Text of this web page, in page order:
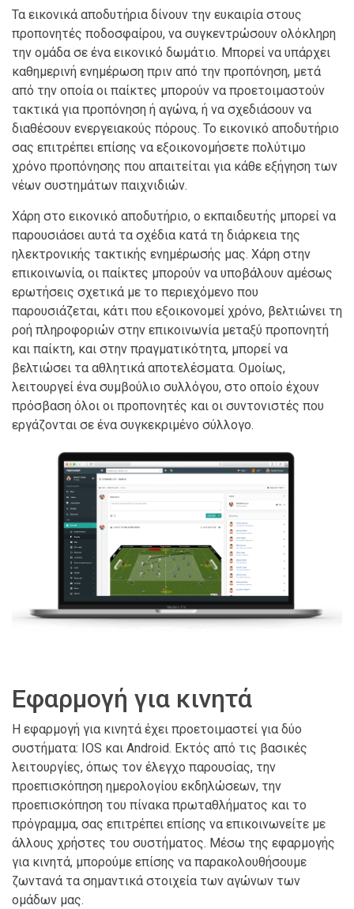
Τα εικονικά αποδυτήρια δίνουν την ευκαιρία στους
προπονητές ποδοσφαίρου, να συγκεντρώσουν ολόκληρη
την ομάδα σε ένα εικονικό δωμάτιο. Μπορεί να υπάρχει
καθημερινή ενημέρωση πριν από την προπόνηση, μετά
από την οποία οι παίκτες μπορούν να προετοιμαστούν
τακτικά για προπόνηση ή αγώνα, ή να σχεδιάσουν να
διαθέσουν ενεργειακούς πόρους. Το εικονικό αποδυτήριο
σας επιτρέπει επίσης να εξοικονομήσετε πολύτιμο
χρόνο προπόνησης που απαιτείται για κάθε εξήγηση των
νέων συστημάτων παιχνιδιών.
Χάρη στο εικονικό αποδυτήριο, ο εκπαιδευτής μπορεί να
παρουσιάσει αυτά τα σχέδια κατά τη διάρκεια της
ηλεκτρονικής τακτικής ενημέρωσής μας. Χάρη στην
επικοινωνία, οι παίκτες μπορούν να υποβάλουν αμέσως
ερωτήσεις σχετικά με το περιεχόμενο που
παρουσιάζεται, κάτι που εξοικονομεί χρόνο, βελτιώνει τη
ροή πληροφοριών στην επικοινωνία μεταξύ προπονητή
και παίκτη, και στην πραγματικότητα, μπορεί να
βελτιώσει τα αθλητικά αποτελέσματα. Ομοίως,
λειτουργεί ένα συμβούλιο συλλόγου, στο οποίο έχουν
πρόσβαση όλοι οι προπονητές και οι συντονιστές που
εργάζονται σε ένα συγκεκριμένο σύλλογο.
Εφαρμογή για κινητά
Η εφαρμογή για κινητά έχει προετοιμαστεί για δύο
συστήματα: IOS και Android. Εκτός από τις βασικές
λειτουργίες, όπως τον έλεγχο παρουσίας, την
προεπισκόπηση ημερολογίου εκδηλώσεων, την
προεπισκόπηση του πίνακα πρωταθλήματος και το
πρόγραμμα, σας επιτρέπει επίσης να επικοινωνείτε με
άλλους χρήστες του συστήματος. Μέσω της εφαρμογής
για κινητά, μπορούμε επίσης να παρακολουθήσουμε
ζωντανά τα σημαντικά στοιχεία των αγώνων των
ομάδων μας.